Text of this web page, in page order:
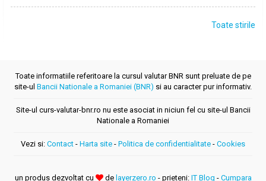
Toate stirile
Toate informatiile referitoare la cursul valutar BNR sunt preluate de pe
site-ul Bancii Nationale a Romaniei (BNR) si au caracter pur informativ.
Site-ul curs-valutar-bnr.ro nu este asociat in niciun fel cu site-ul Bancii
Nationale a Romaniei
Vezi si: Contact - Harta site - Politica de confidentialitate - Cookies
un produs dezvoltat cu de layerzero.ro - prieteni: IT Blog - Cumpara